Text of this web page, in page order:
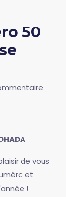
50
de vous
et
!